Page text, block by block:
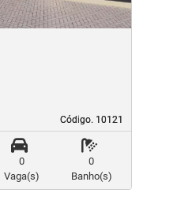
Código. 10121
Código. 10121
0
Vaga(s)
0
Banho(s)